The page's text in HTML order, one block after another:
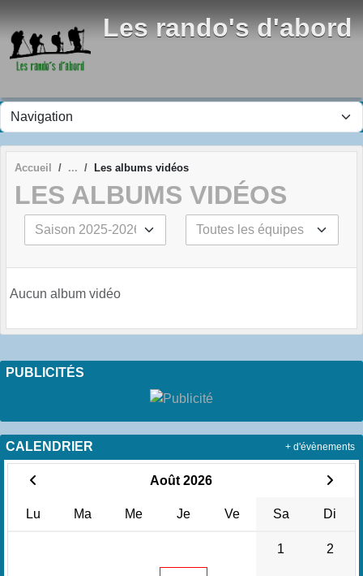
Les rando's d'abord
Accueil Les albums vidéos
LES ALBUMS VIDÉOS
Aucun album vidéo
PUBLICITÉS
CALENDRIER
Août 2026
Lu Ma Me Je Ve Sa Di
1 2
+ d'évènements